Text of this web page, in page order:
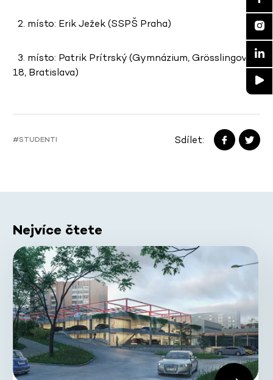
2. místo: Erik Ježek (SSPŠ Praha)
3. místo: Patrik Prítrský (Gymnázium, Grösslingová
18, Bratislava)
#STUDENTI Sdílet:
Nejvíce čtete